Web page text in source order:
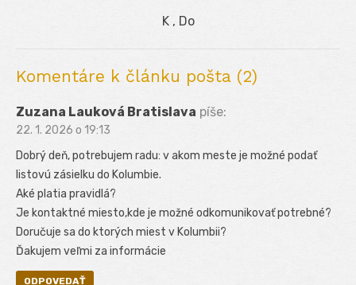
Next
K , Do
Komentáre k článku pošta (2)
Zuzana Lauková Bratislava píše:
22. 1. 2026 o 19:13
Dobrý deň, potrebujem radu: v akom meste je možné podať
listovú zásielku do Kolumbie.
Aké platia pravidlá?
Je kontaktné miesto,kde je možné odkomunikovať potrebné?
Doručuje sa do ktorých miest v Kolumbii?
Ďakujem veľmi za informácie
ODPOVEDAŤ